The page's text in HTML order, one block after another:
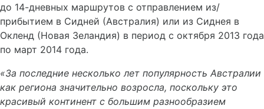
до 14-дневных маршрутов с отправлением из/
прибытием в Сидней (Австралия) или из Сиднея в
Окленд (Новая Зеландия) в период с октября 2013 года
по март 2014 года.
«За последние несколько лет популярность Австралии
как региона значительно возросла, поскольку это
красивый континент с большим разнообразием